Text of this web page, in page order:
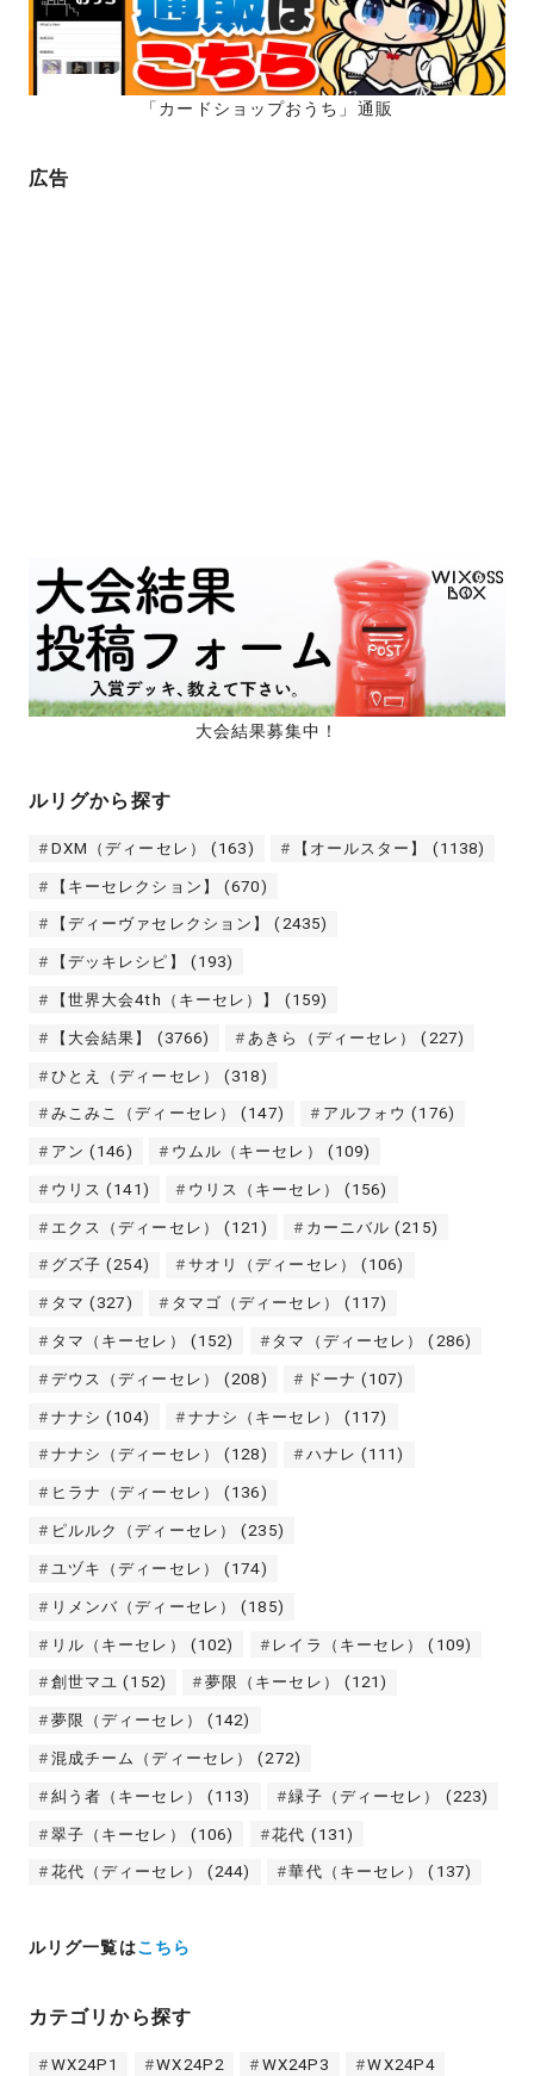
「カードショップおうち」通販
広告
大会結果募集中！
ルリグから探す
DXM（ディーセレ） (163) 【オールスター】 (1138)
【キーセレクション】 (670)
【ディーヴァセレクション】 (2435)
【デッキレシピ】 (193)
【世界大会4th（キーセレ）】 (159)
【大会結果】 (3766) あきら（ディーセレ） (227)
ひとえ（ディーセレ） (318)
みこみこ（ディーセレ） (147) アルフォウ (176)
アン (146) ウムル（キーセレ） (109)
ウリス (141) ウリス（キーセレ） (156)
エクス（ディーセレ） (121) カーニバル (215)
グズ子 (254) サオリ（ディーセレ） (106)
タマ (327) タマゴ（ディーセレ） (117)
タマ（キーセレ） (152) タマ（ディーセレ） (286)
デウス（ディーセレ） (208) ドーナ (107)
ナナシ (104) ナナシ（キーセレ） (117)
ナナシ（ディーセレ） (128) ハナレ (111)
ヒラナ（ディーセレ） (136)
ピルルク（ディーセレ） (235)
ユヅキ（ディーセレ） (174)
リメンバ（ディーセレ） (185)
リル（キーセレ） (102) レイラ（キーセレ） (109)
創世マユ (152) 夢限（キーセレ） (121)
夢限（ディーセレ） (142)
混成チーム（ディーセレ） (272)
糾う者（キーセレ） (113) 緑子（ディーセレ） (223)
翠子（キーセレ） (106) 花代 (131)
花代（ディーセレ） (244) 華代（キーセレ） (137)
ルリグ一覧はこちら
カテゴリから探す
WX24P1 WX24P2 WX24P3 WX24P4